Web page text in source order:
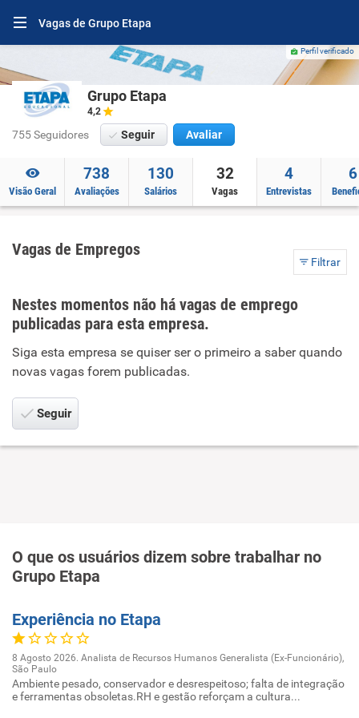
Vagas de Grupo Etapa
Perfil verificado
Grupo Etapa
4,2
755 Seguidores Seguir Avaliar
Visão Geral
738
Avaliações
130
Salários
32
Vagas
4
Entrevistas
6
Vagas de Empregos
Filtrar
Nestes momentos não há vagas de emprego
publicadas para esta empresa.
Siga esta empresa se quiser ser o primeiro a saber quando
novas vagas forem publicadas.
Seguir
O que os usuários dizem sobre trabalhar no
Grupo Etapa
Experiência no Etapa
8 Agosto 2026. Analista de Recursos Humanos Generalista (Ex-Funcionário),
São Paulo
Ambiente pesado, conservador e desrespeitoso; falta de integração
e ferramentas obsoletas.RH e gestão reforçam a cultura...